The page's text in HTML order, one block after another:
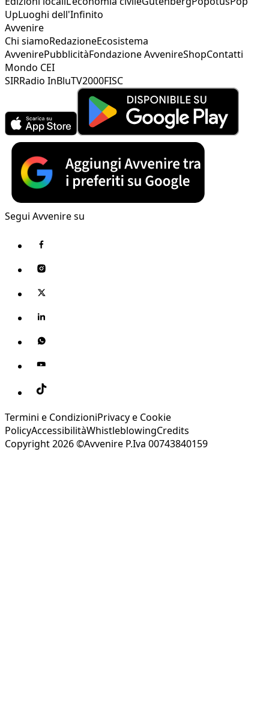
UpLuoghi dell'Infinito
Avvenire
Chi siamoRedazioneEcosistema
AvvenirePubblicitàFondazione AvvenireShopContatti
Mondo CEI
SIRRadio InBluTV2000FISC
Segui Avvenire su
Termini e CondizioniPrivacy e Cookie
PolicyAccessibilitàWhistleblowingCredits
Copyright 2026 ©Avvenire P.Iva 00743840159